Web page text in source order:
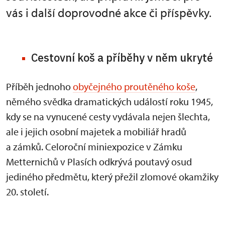
vás i další doprovodné akce či příspěvky.
Cestovní koš a příběhy v něm ukryté
Příběh jednohoobyčejného proutěného koše,
němého svědka dramatických událostí roku 1945,
kdy se na vynucené cesty vydávala nejen šlechta,
ale i jejich osobní majetek a mobiliář hradů
a zámků. Celoroční miniexpozice v Zámku
Metternichů v Plasích odkrývá poutavý osud
jediného předmětu, který přežil zlomové okamžiky
20. století.